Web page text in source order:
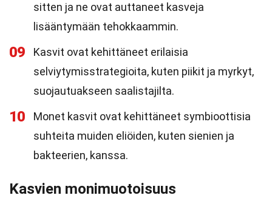
sitten ja ne ovat auttaneet kasveja
lisääntymään tehokkaammin.
09
Kasvit ovat kehittäneet erilaisia
selviytymisstrategioita, kuten piikit ja myrkyt,
suojautuakseen saalistajilta.
10
Monet kasvit ovat kehittäneet symbioottisia
suhteita muiden eliöiden, kuten sienien ja
bakteerien, kanssa.
Kasvien monimuotoisuus